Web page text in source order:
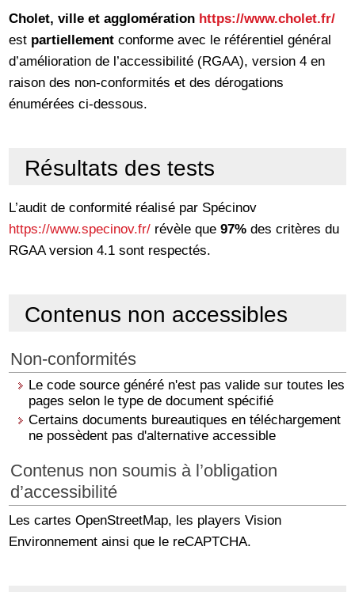
Cholet, ville et agglomération https://www.cholet.fr/
est partiellement conforme avec le référentiel général
d’amélioration de l’accessibilité (RGAA), version 4 en
raison des non-conformités et des dérogations
énumérées ci-dessous.
Résultats des tests
L’audit de conformité réalisé par Spécinov
https://www.specinov.fr/ révèle que97% des critères du
RGAA version 4.1 sont respectés.
Contenus non accessibles
Non-conformités
Le code source généré n'est pas valide sur toutes les
pages selon le type de document spécifié
Certains documents bureautiques en téléchargement
ne possèdent pas d'alternative accessible
Contenus non soumis à l’obligation
d’accessibilité
Les cartes OpenStreetMap, les players Vision
Environnement ainsi que le reCAPTCHA.